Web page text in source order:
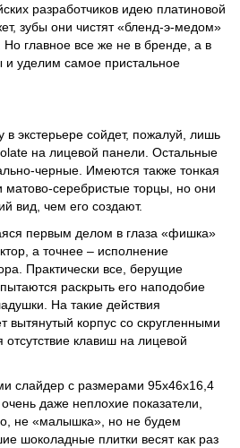
разработчиков идею платиновой
зубы они чистят «бленд-э-медом»
Но главное все же не в бренде, а в
уделим самое пристальное
в экстерьере сойдет, пожалуй, лишь
на лицевой панели. Остальные
черные. Имеются также тонкая
матово-серебристые торцы, но они
вид, чем его создают.
первым делом в глаза «фишка»
а точнее – исполнение
Практически все, берущие
раскрыть его наподобие
На такие действия
вытянутый корпус со скругленными
клавиш на лицевой
слайдер с размерами 95x46x16,4
даже неплохие показатели,
не «малышка», но не будем
шоколадные плитки весят как раз